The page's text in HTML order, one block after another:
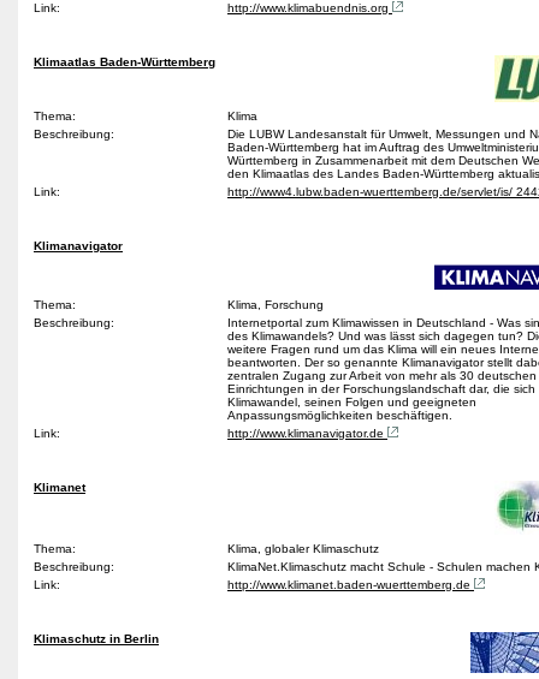
Link:
http://www.klimabuendnis.org
Klimaatlas Baden-Württemberg
Thema:
Klima
Beschreibung:
Die LUBW Landesanstalt für Umwelt, Messungen und
Baden-Württemberg hat im Auftrag des
Württemberg in Zusammenarbeit mit dem Deutschen
den Klimaatlas des Landes Baden-Württemberg
Link:
http://www4.lubw.baden-wuerttemberg.de/servlet/is/
Klimanavigator
Thema:
Klima, Forschung
Beschreibung:
Internetportal zum Klimawissen in Deutschland - Was
des Klimawandels? Und was lässt sich dagegen tun?
weitere Fragen rund um das Klima will ein neues
beantworten. Der so genannte Klimanavigator stellt
zentralen Zugang zur Arbeit von mehr als 30 deutschen
Einrichtungen in der Forschungslandschaft dar, die sich
Klimawandel, seinen Folgen und geeigneten
Anpassungsmöglichkeiten beschäftigen.
Link:
http://www.klimanavigator.de
Klimanet
Thema:
Klima, globaler Klimaschutz
Beschreibung:
KlimaNet.Klimaschutz macht Schule - Schulen machen
Link:
http://www.klimanet.baden-wuerttemberg.de
Klimaschutz in Berlin